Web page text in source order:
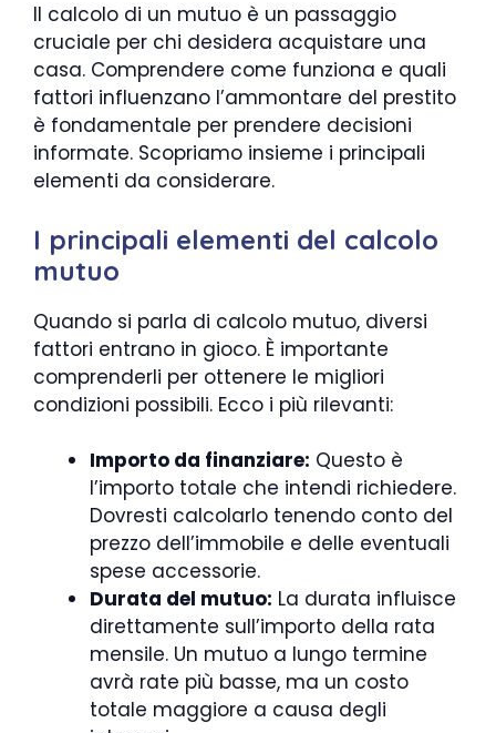
Il calcolo di un mutuo è un passaggio
cruciale per chi desidera acquistare una
casa. Comprendere come funziona e quali
fattori influenzano l’ammontare del prestito
è fondamentale per prendere decisioni
informate. Scopriamo insieme i principali
elementi da considerare.
I principali elementi del calcolo
mutuo
Quando si parla di calcolo mutuo, diversi
fattori entrano in gioco. È importante
comprenderli per ottenere le migliori
condizioni possibili. Ecco i più rilevanti:
Importo da finanziare: Questo è
l’importo totale che intendi richiedere.
Dovresti calcolarlo tenendo conto del
prezzo dell’immobile e delle eventuali
spese accessorie.
Durata del mutuo: La durata influisce
direttamente sull’importo della rata
mensile. Un mutuo a lungo termine
avrà rate più basse, ma un costo
totale maggiore a causa degli